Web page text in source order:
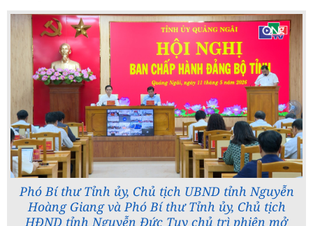
Phó Bí thư Tỉnh ủy, Chủ tịch UBND tỉnh Nguyễn
Hoàng Giang và Phó Bí thư Tỉnh ủy, Chủ tịch
HĐND tỉnh Nguyễn Đức Tuy chủ trì phiên mở